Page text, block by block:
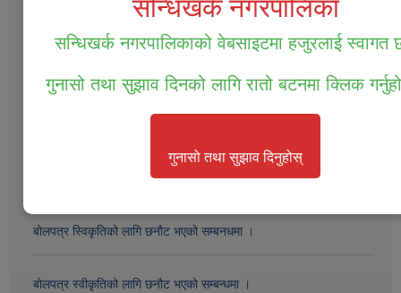
सम्पत्ति तथा जिन्सी मालसामान लिलाम विक्रिको दोस्रो पटक प्रकाशित सूचना ।
बोलपत्र स्विकृतिको लागी छनोट गरिएको सम्बन्धमा ।
बोलपत्र स्विकृतिको लागि छनौट भएको सम्बनधमा ।
बोलपत्र स्वीकृतिको लागि छनौट भएको सम्बन्धमा ।
सन्धिखर्क नगरपालिका
सन्धिखर्क नगरपालिकाको वेबसाइटमा हजुरलाई स्वागत
गुनासो तथा सुझाव दिनको लागि रातो बटनमा क्लिक
गुनासो तथा सुझाव दिनुहोस्